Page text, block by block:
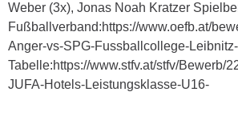
Weber (3x), Jonas Noah Kratzer
Fußballverband:https://www.oefb.at/
Anger-vs-SPG-Fussballcollege-
Tabelle:https://www.stfv.at/stfv/Bewerb/
JUFA-Hotels-Leistungsklasse-U16-